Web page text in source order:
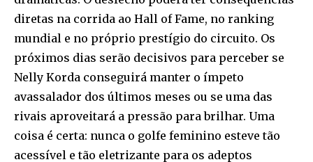
diretas na corrida ao Hall of Fame, no ranking
mundial e no próprio prestígio do circuito. Os
próximos dias serão decisivos para perceber se
Nelly Korda conseguirá manter o ímpeto
avassalador dos últimos meses ou se uma das
rivais aproveitará a pressão para brilhar. Uma
coisa é certa: nunca o golfe feminino esteve tão
acessível e tão eletrizante para os adeptos